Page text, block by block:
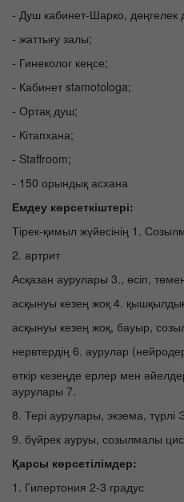
- Душ кабинет-Шарко, дөңгелек
- жаттығу залы;
- Гинеколог кеңсе;
- Кабинет stamotologa;
- Ортақ душ;
- Кітапхана;
- Staffroom;
- 150 орындық асхана
Емдеу көрсеткіштері:
Тірек-қимыл жүйесінің 1.
2. артрит
Асқазан аурулары 3., өсіп,
асқынуы кезең жоқ 4.
асқынуы кезең жоқ, бауыр,
нервтердің 6. аурулар
өткір кезеңде ерлер мен
аурулары 7.
8. Тері аурулары, экзема, түрлі
9. бүйрек ауруы, созылмалы
Қарсы көрсетілімдер:
1. Гипертония 2-3 градус